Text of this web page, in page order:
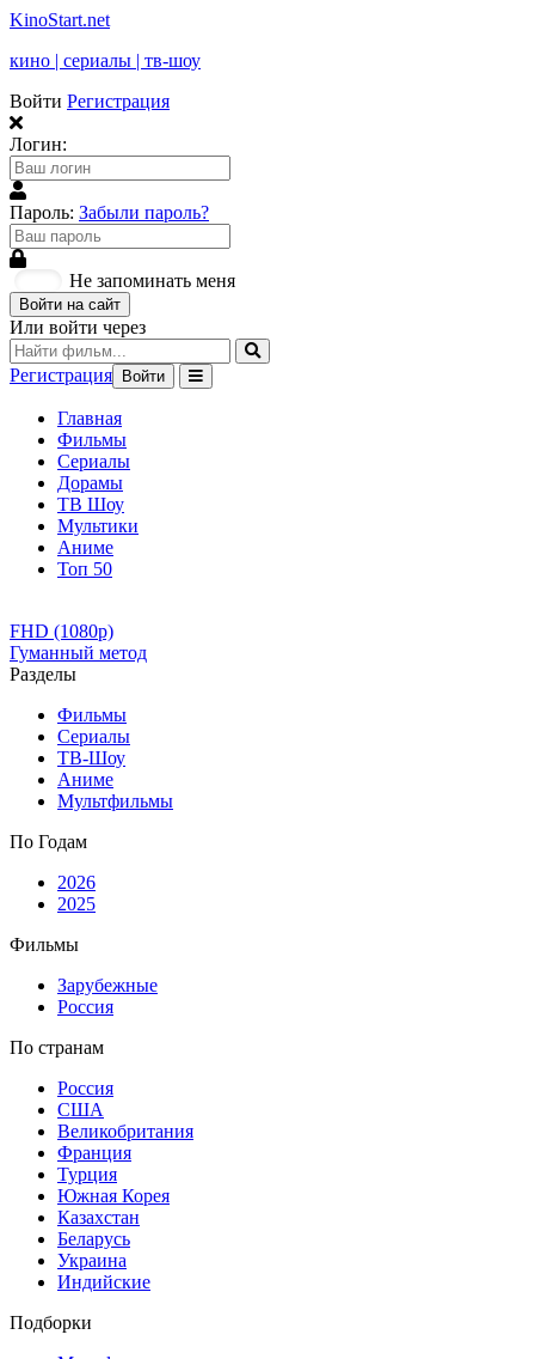
KinoStart.net
кино | сериалы | тв-шоу
Войти Регистрация
Логин:
Пароль: Забыли пароль?
Не запоминать меня
Войти на сайт
Или войти через
Регистрация Войти
Главная
Фильмы
Сериалы
Дорамы
ТВ Шоу
Мультики
Аниме
Топ 50
FHD (1080p)
Гуманный метод
Разделы
Фильмы
Сериалы
ТВ-Шоу
Аниме
Мультфильмы
По Годам
2026
2025
Фильмы
Зарубежные
Россия
По странам
Россия
США
Великобритания
Франция
Турция
Южная Корея
Казахстан
Беларусь
Украина
Индийские
Подборки